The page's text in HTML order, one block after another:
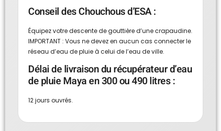
Conseil des Chouchous d’ESA :
Équipez votre descente de gouttière d’unecrapaudine.
IMPORTANT : Vous ne devez en aucun cas connecter le
réseau d’eau de pluie à celui de l’eau de ville.
Délai de livraison du récupérateur d’eau
de pluie Maya en 300 ou 490 litres :
12 jours ouvrés.